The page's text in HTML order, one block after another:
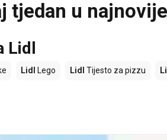
u
Lidl
Lidl Lego Lidl Tijesto za pizzu